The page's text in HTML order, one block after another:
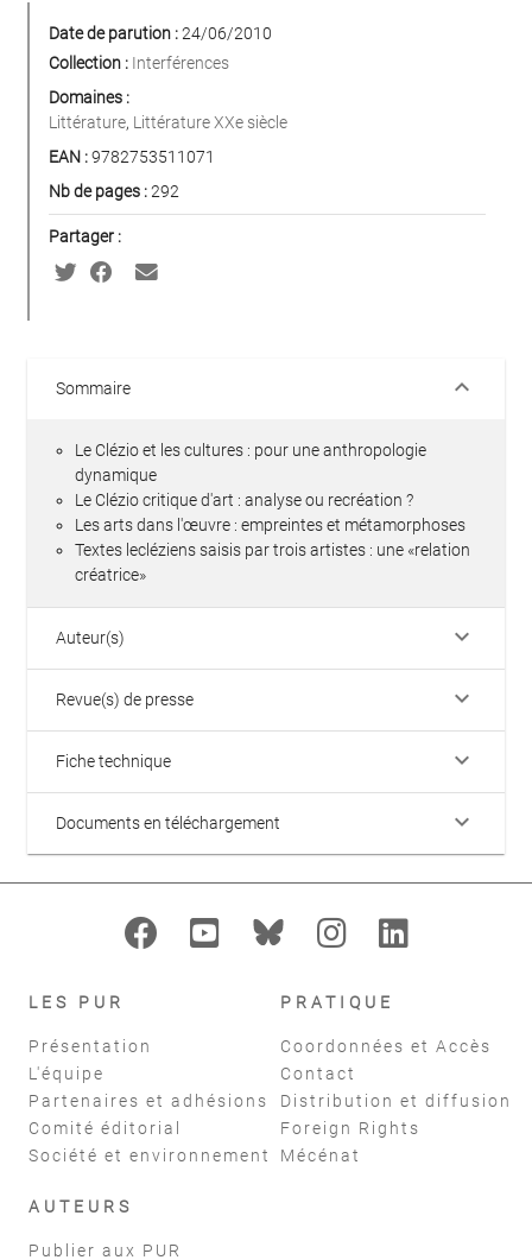
Date de parution :24/06/2010
Collection : Interférences
Domaines :
Littérature, Littérature XXe siècle
EAN :9782753511071
Nb de pages :292
Partager :
Sommaire keyboard_arrow_down
Le Clézio et les cultures : pour une anthropologie
dynamique
Le Clézio critique d'art : analyse ou recréation ?
Les arts dans l'œuvre : empreintes et métamorphoses
Textes lecléziens saisis par trois artistes : une «relation
créatrice»
Auteur(s) keyboard_arrow_down
Revue(s) de presse keyboard_arrow_down
Fiche technique keyboard_arrow_down
Documents en téléchargement keyboard_arrow_down
LES PUR
Présentation
L'équipe
Partenaires et adhésions
Comité éditorial
Société et environnement
PRATIQUE
Coordonnées et Accès
Contact
Distribution et diffusion
Foreign Rights
Mécénat
AUTEURS
Publier aux PUR